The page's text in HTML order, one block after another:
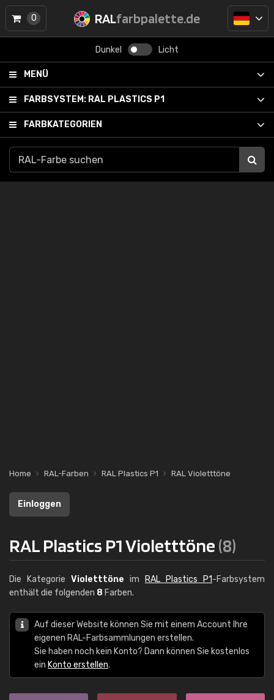
RALfarbpalette.de
Dunkel Licht
MENÜ
FARBSYSTEM: RAL PLASTICS P1
FARBKATEGORIEN
0
Home RAL-Farben RAL Plastics P1 RAL Violetttöne
Einloggen
RAL Plastics P1 Violetttöne(8)
Die Kategorie Violetttöne im RAL Plastics P1-Farbsystem
enthält die folgenden 8 Farben.
Auf dieser Website können Sie mit einem Account Ihre
eigenen RAL-Farbsammlungen erstellen.
Sie haben noch kein Konto? Dann können Sie kostenlos
ein Konto erstellen.